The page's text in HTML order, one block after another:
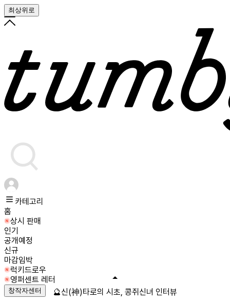
최상위로
카테고리
홈
상시 판매
인기
공개예정
신규
마감임박
럭키드로우
영퍼센트 레터
창작자센터 🔮신(神)타로의 시초, 콩쥐신녀 인터뷰